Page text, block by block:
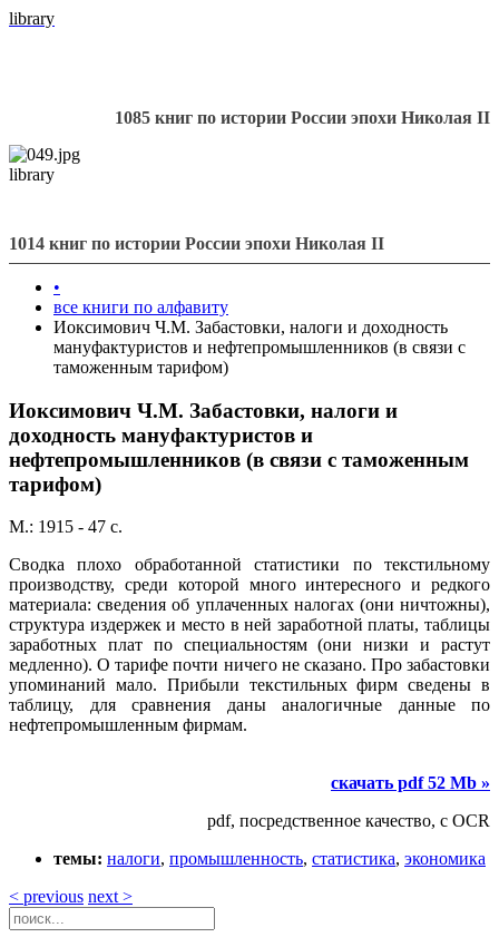
library
1085 книг по истории России эпохи Николая II
library
1014 книг по истории России эпохи Николая II
•
все книги по алфавиту
Иоксимович Ч.М. Забастовки, налоги и доходность
мануфактуристов и нефтепромышленников (в связи с
таможенным тарифом)
Иоксимович Ч.М. Забастовки, налоги и
доходность мануфактуристов и
нефтепромышленников (в связи с таможенным
тарифом)
М.: 1915 - 47 с.
Сводка плохо обработанной статистики по текстильному
производству, среди которой много интересного и редкого
материала: сведения об уплаченных налогах (они ничтожны),
структура издержек и место в ней заработной платы, таблицы
заработных плат по специальностям (они низки и растут
медленно). О тарифе почти ничего не сказано. Про забастовки
упоминаний мало. Прибыли текстильных фирм сведены в
таблицу, для сравнения даны аналогичные данные по
нефтепромышленным фирмам.
скачать pdf 52 Mb »
pdf, посредственное качество, с OCR
темы: налоги, промышленность, статистика, экономика
< previous next >